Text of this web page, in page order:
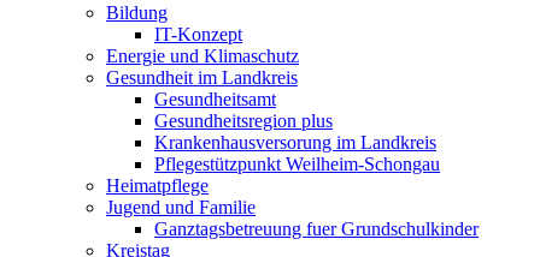
Bildung
IT-Konzept
Energie und Klimaschutz
Gesundheit im Landkreis
Gesundheitsamt
Gesundheitsregion plus
Krankenhausversorung im Landkreis
Pflegestützpunkt Weilheim-Schongau
Heimatpflege
Jugend und Familie
Ganztagsbetreuung fuer Grundschulkinder
Kreistag